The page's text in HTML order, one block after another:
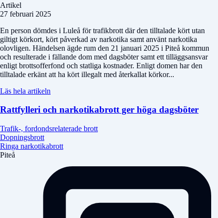
Artikel
27 februari 2025
En person dömdes i Luleå för trafikbrott där den tilltalade kört utan
giltigt körkort, kört påverkad av narkotika samt använt narkotika
olovligen. Händelsen ägde rum den 21 januari 2025 i Piteå kommun
och resulterade i fällande dom med dagsböter samt ett tilläggsansvar
enligt brottsofferfond och statliga kostnader. Enligt domen har den
tilltalade erkänt att ha kört illegalt med återkallat körkor...
Läs hela artikeln
Rattfylleri och narkotikabrott ger höga dagsböter
Trafik-, fordondsrelaterade brott
Dopningsbrott
Ringa narkotikabrott
Piteå